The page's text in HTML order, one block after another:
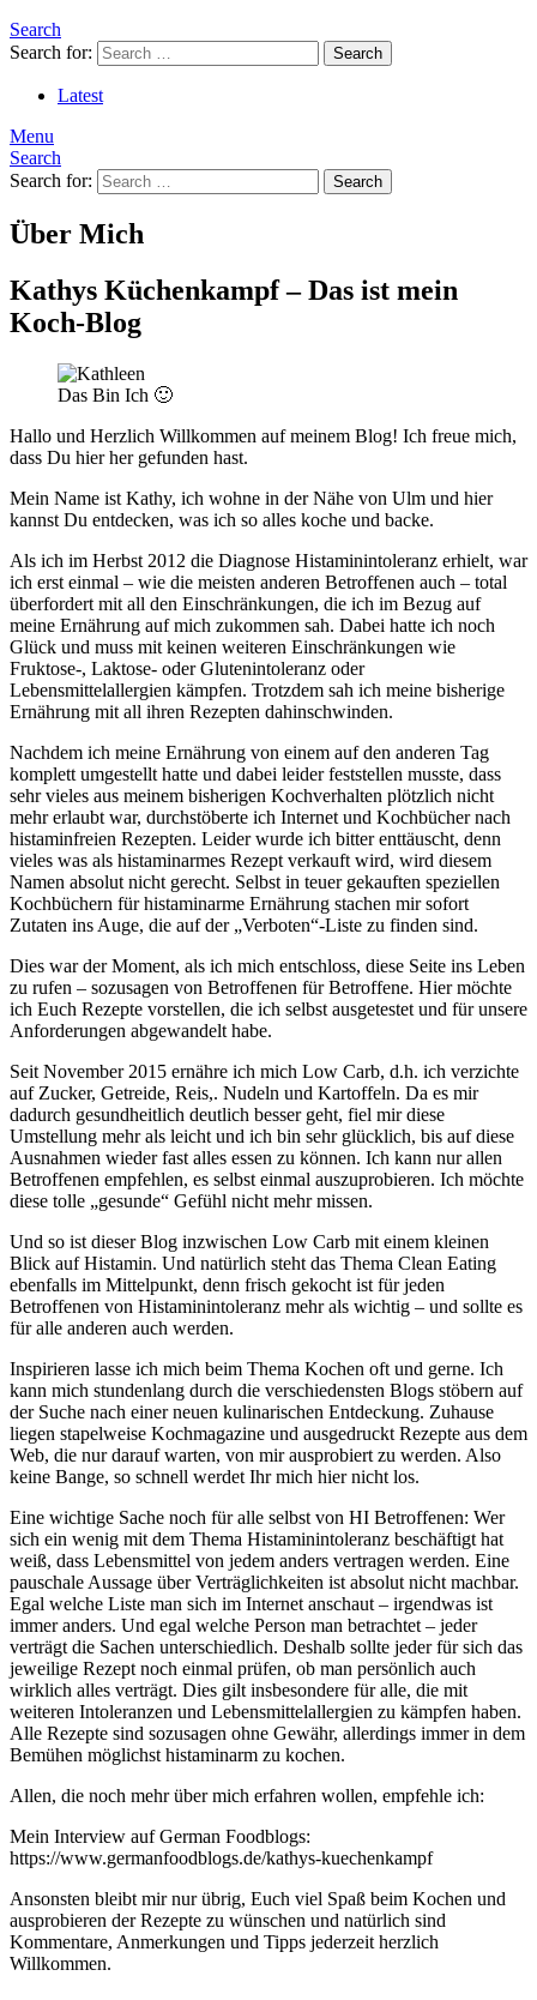
Search
Search for:
Search
Latest
Menu
Search
Search for:
Search
Über Mich
Kathys Küchenkampf – Das ist mein
Koch-Blog
Das Bin Ich 🙂
Hallo und Herzlich Willkommen auf meinem Blog! Ich freue mich,
dass Du hier her gefunden hast.
Mein Name ist Kathy, ich wohne in der Nähe von Ulm und hier
kannst Du entdecken, was ich so alles koche und backe.
Als ich im Herbst 2012 die Diagnose Histaminintoleranz erhielt, war
ich erst einmal – wie die meisten anderen Betroffenen auch – total
überfordert mit all den Einschränkungen, die ich im Bezug auf
meine Ernährung auf mich zukommen sah. Dabei hatte ich noch
Glück und muss mit keinen weiteren Einschränkungen wie
Fruktose-, Laktose- oder Glutenintoleranz oder
Lebensmittelallergien kämpfen. Trotzdem sah ich meine bisherige
Ernährung mit all ihren Rezepten dahinschwinden.
Nachdem ich meine Ernährung von einem auf den anderen Tag
komplett umgestellt hatte und dabei leider feststellen musste, dass
sehr vieles aus meinem bisherigen Kochverhalten plötzlich nicht
mehr erlaubt war, durchstöberte ich Internet und Kochbücher nach
histaminfreien Rezepten. Leider wurde ich bitter enttäuscht, denn
vieles was als histaminarmes Rezept verkauft wird, wird diesem
Namen absolut nicht gerecht. Selbst in teuer gekauften speziellen
Kochbüchern für histaminarme Ernährung stachen mir sofort
Zutaten ins Auge, die auf der „Verboten“-Liste zu finden sind.
Dies war der Moment, als ich mich entschloss, diese Seite ins Leben
zu rufen – sozusagen von Betroffenen für Betroffene. Hier möchte
ich Euch Rezepte vorstellen, die ich selbst ausgetestet und für unsere
Anforderungen abgewandelt habe.
Seit November 2015 ernähre ich mich Low Carb, d.h. ich verzichte
auf Zucker, Getreide, Reis,. Nudeln und Kartoffeln. Da es mir
dadurch gesundheitlich deutlich besser geht, fiel mir diese
Umstellung mehr als leicht und ich bin sehr glücklich, bis auf diese
Ausnahmen wieder fast alles essen zu können. Ich kann nur allen
Betroffenen empfehlen, es selbst einmal auszuprobieren. Ich möchte
diese tolle „gesunde“ Gefühl nicht mehr missen.
Und so ist dieser Blog inzwischen Low Carb mit einem kleinen
Blick auf Histamin. Und natürlich steht das Thema Clean Eating
ebenfalls im Mittelpunkt, denn frisch gekocht ist für jeden
Betroffenen von Histaminintoleranz mehr als wichtig – und sollte es
für alle anderen auch werden.
Inspirieren lasse ich mich beim Thema Kochen oft und gerne. Ich
kann mich stundenlang durch die verschiedensten Blogs stöbern auf
der Suche nach einer neuen kulinarischen Entdeckung. Zuhause
liegen stapelweise Kochmagazine und ausgedruckt Rezepte aus dem
Web, die nur darauf warten, von mir ausprobiert zu werden. Also
keine Bange, so schnell werdet Ihr mich hier nicht los.
Eine wichtige Sache noch für alle selbst von HI Betroffenen: Wer
sich ein wenig mit dem Thema Histaminintoleranz beschäftigt hat
weiß, dass Lebensmittel von jedem anders vertragen werden. Eine
pauschale Aussage über Verträglichkeiten ist absolut nicht machbar.
Egal welche Liste man sich im Internet anschaut – irgendwas ist
immer anders. Und egal welche Person man betrachtet – jeder
verträgt die Sachen unterschiedlich. Deshalb sollte jeder für sich das
jeweilige Rezept noch einmal prüfen, ob man persönlich auch
wirklich alles verträgt. Dies gilt insbesondere für alle, die mit
weiteren Intoleranzen und Lebensmittelallergien zu kämpfen haben.
Alle Rezepte sind sozusagen ohne Gewähr, allerdings immer in dem
Bemühen möglichst histaminarm zu kochen.
Allen, die noch mehr über mich erfahren wollen, empfehle ich:
Mein Interview auf German Foodblogs:
https://www.germanfoodblogs.de/kathys-kuechenkampf
Ansonsten bleibt mir nur übrig, Euch viel Spaß beim Kochen und
ausprobieren der Rezepte zu wünschen und natürlich sind
Kommentare, Anmerkungen und Tipps jederzeit herzlich
Willkommen.